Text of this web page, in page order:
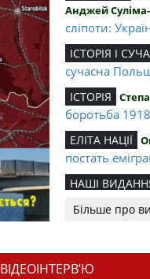
Анджей
сліпоти:
ІСТОРІЯ І
сучасна
ІСТОРІЯ
боротьба
ЕЛІТА НАЦІЇ
постать
НАШІ
Романчука
Editorial
Більше про
ВІДЕОІНТЕРВ’Ю